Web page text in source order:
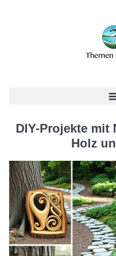
DIY-Projekte mit
Holz